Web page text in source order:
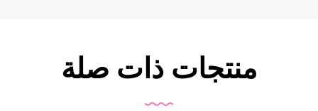
منتجات ذات صلة